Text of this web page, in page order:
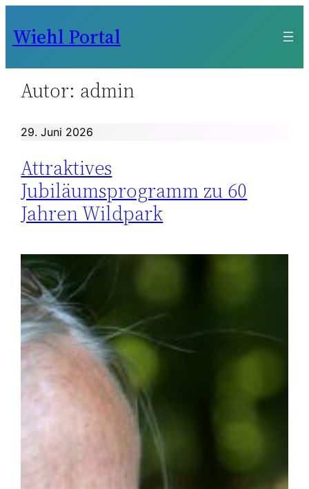
Inhalt
Wiehl Portal
Autor: admin
29. Juni 2026
Attraktives
Jubiläumsprogramm zu 60
Jahren Wildpark